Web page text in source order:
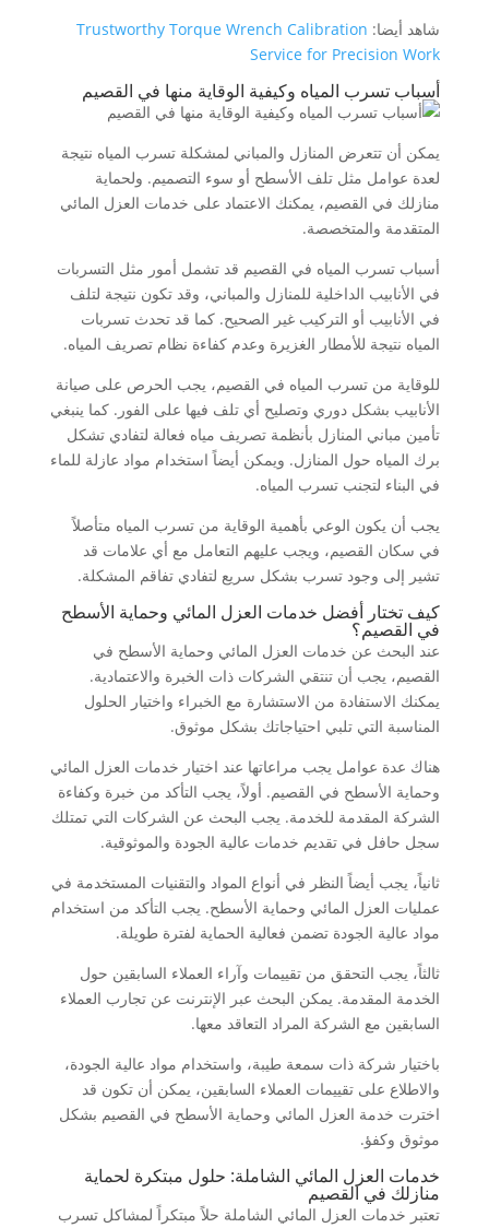
شاهد أيضا: Trustworthy Torque Wrench Calibration
Service for Precision Work
أسباب تسرب المياه وكيفية الوقاية منها في القصيم
يمكن أن تتعرض المنازل والمباني لمشكلة تسرب المياه نتيجة
لعدة عوامل مثل تلف الأسطح أو سوء التصميم. ولحماية
منازلك في القصيم، يمكنك الاعتماد على خدمات العزل المائي
المتقدمة والمتخصصة.
أسباب تسرب المياه في القصيم قد تشمل أمور مثل التسربات
في الأنابيب الداخلية للمنازل والمباني، وقد تكون نتيجة لتلف
في الأنابيب أو التركيب غير الصحيح. كما قد تحدث تسربات
المياه نتيجة للأمطار الغزيرة وعدم كفاءة نظام تصريف المياه.
للوقاية من تسرب المياه في القصيم، يجب الحرص على صيانة
الأنابيب بشكل دوري وتصليح أي تلف فيها على الفور. كما ينبغي
تأمين مباني المنازل بأنظمة تصريف مياه فعالة لتفادي تشكل
برك المياه حول المنازل. ويمكن أيضاً استخدام مواد عازلة للماء
في البناء لتجنب تسرب المياه.
يجب أن يكون الوعي بأهمية الوقاية من تسرب المياه متأصلاً
في سكان القصيم، ويجب عليهم التعامل مع أي علامات قد
تشير إلى وجود تسرب بشكل سريع لتفادي تفاقم المشكلة.
كيف تختار أفضل خدمات العزل المائي وحماية الأسطح
في القصيم؟
عند البحث عن خدمات العزل المائي وحماية الأسطح في
القصيم، يجب أن تنتقي الشركات ذات الخبرة والاعتمادية.
يمكنك الاستفادة من الاستشارة مع الخبراء واختيار الحلول
المناسبة التي تلبي احتياجاتك بشكل موثوق.
هناك عدة عوامل يجب مراعاتها عند اختيار خدمات العزل المائي
وحماية الأسطح في القصيم. أولاً، يجب التأكد من خبرة وكفاءة
الشركة المقدمة للخدمة. يجب البحث عن الشركات التي تمتلك
سجل حافل في تقديم خدمات عالية الجودة والموثوقية.
ثانياً، يجب أيضاً النظر في أنواع المواد والتقنيات المستخدمة في
عمليات العزل المائي وحماية الأسطح. يجب التأكد من استخدام
مواد عالية الجودة تضمن فعالية الحماية لفترة طويلة.
ثالثاً، يجب التحقق من تقييمات وآراء العملاء السابقين حول
الخدمة المقدمة. يمكن البحث عبر الإنترنت عن تجارب العملاء
السابقين مع الشركة المراد التعاقد معها.
باختيار شركة ذات سمعة طيبة، واستخدام مواد عالية الجودة،
والاطلاع على تقييمات العملاء السابقين، يمكن أن تكون قد
اخترت خدمة العزل المائي وحماية الأسطح في القصيم بشكل
موثوق وكفؤ.
خدمات العزل المائي الشاملة: حلول مبتكرة لحماية
منازلك في القصيم
تعتبر خدمات العزل المائي الشاملة حلاً مبتكراً لمشاكل تسرب